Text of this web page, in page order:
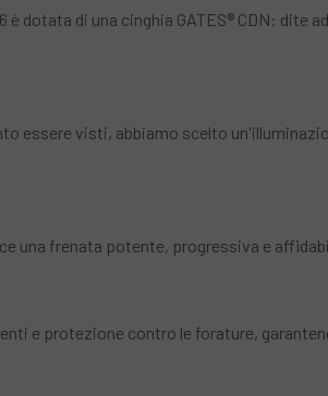
dotata di una cinghia GATES® CDN: dite
essere visti, abbiamo scelto
una frenata potente, progressiva e
e protezione contro le forature,